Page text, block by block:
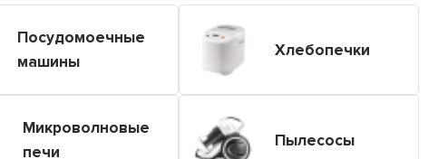
Посудомоечные
машины
Хлебопечки
Микроволновые
печи
Пылесосы